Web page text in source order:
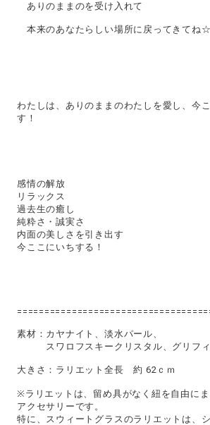
ありのままのを受け入れて
本来のあなたらしい場所に戻ってきてね☆
わたしは、ありのままのわたしを愛し、今
す！
感情の解放
リラックス
過去生の癒し
純粋さ・誠実さ
内面の美しさを引き出す
今ここにいちする！
素材：カヤナイト、淡水パール、
スワロフスキークリスタル、グリフィ
大きさ：ラリエット全長 約 62ｃｍ
※ラリエットは、留め具がなく紐を自由に
アクセサリーです。
特に、スウィートグラスのラリエットは、